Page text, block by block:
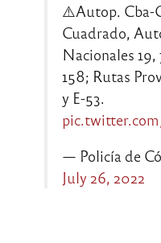
⚠️Autop. Cba-
Cuadrado,
Nacionales
158; Rutas
y E-53.
— Policía de
July 26, 2022